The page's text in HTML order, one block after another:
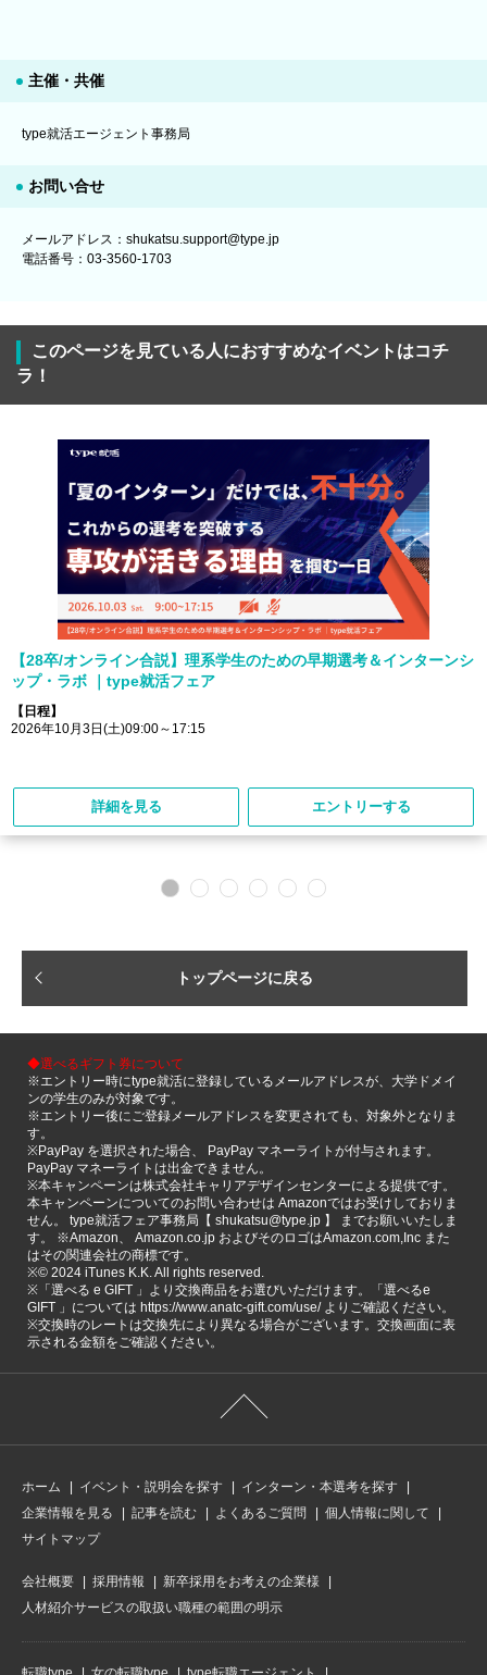
主催・共催
type就活エージェント事務局
お問い合せ
メールアドレス：shukatsu.support@type.jp
電話番号：03-3560-1703
このページを見ている人におすすめなイベントはコチ
ラ！
【28卒/オンライン合説】理系学生のための早期選考＆インターンシ
ップ・ラボ ｜type就活フェア
【日程】
2026年10月3日(土)09:00～17:15
詳細を見る エントリーする
トップページに戻る
◆選べるギフト券について
※エントリー時にtype就活に登録しているメールアドレスが、大学ドメイ
ンの学生のみが対象です。
※エントリー後にご登録メールアドレスを変更されても、対象外となりま
す。
※PayPay を選択された場合、 PayPay マネーライトが付与されます。
PayPay マネーライトは出金できません。
※本キャンペーンは株式会社キャリアデザインセンターによる提供です。
本キャンペーンについてのお問い合わせは Amazonではお受けしておりま
せん。 type就活フェア事務局【 shukatsu@type.jp 】 までお願いいたしま
す。 ※Amazon、 Amazon.co.jp およびそのロゴはAmazon.com,Inc また
はその関連会社の商標です。
※©️ 2024 iTunes K.K. All rights reserved.
※「選べる e GIFT 」より交換商品をお選びいただけます。「選べるe
GIFT 」については https://www.anatc-gift.com/use/ よりご確認ください。
※交換時のレートは交換先により異なる場合がございます。交換画面に表
示される金額をご確認ください。
ホーム イベント・説明会を探す
インターン・本選考を探す
企業情報を見る
記事を読む よくあるご質問
個人情報に関して
サイトマップ
会社概要 採用情報
新卒採用をお考えの企業様
人材紹介サービスの取扱い職種の範囲の明示